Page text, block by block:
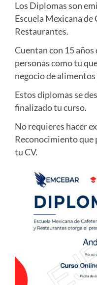
Los Diplomas son
Escuela Mexicana
Restaurantes.
Cuentan con 15
personas como tu
negocio de alimentos
Estos diplomas se
finalizado tu curso.
No requieres hacer
Reconocimiento que
tu CV.